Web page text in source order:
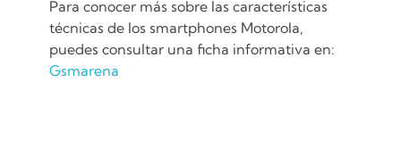
Para conocer más sobre las características
técnicas de los smartphones Motorola,
puedes consultar una ficha informativa en:
Gsmarena